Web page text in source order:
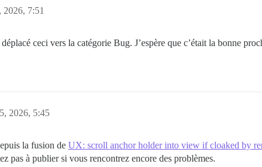
2026, 7:51
ceci vers la catégorie Bug. J’espère que c’était la bonne
2026, 5:45
la fusion de UX: scroll anchor holder into view if cloaked by
pas à publier si vous rencontrez encore des problèmes.